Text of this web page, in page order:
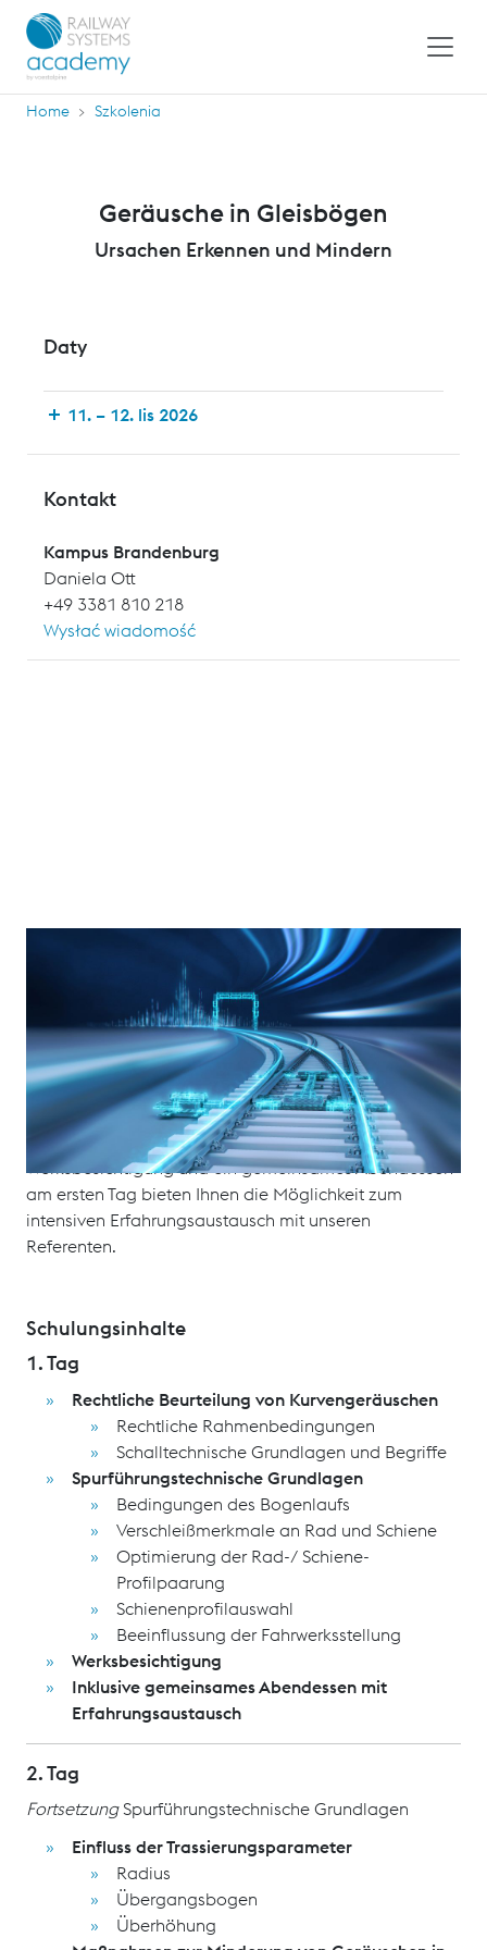
Home Szkolenia
Geräusche in Gleisbögen
Ursachen Erkennen und Mindern
Daty
11. – 12. lis 2026
Kontakt
Kampus Brandenburg
Daniela Ott
+49 3381 810 218
Wysłać wiadomość
Profitieren Sie von der jahrzehntelangen
Praxiserfahrung unserer Top-Referenten, die als
ausgewiesene Experten der Bahntechnik ihr
umfassendes Know-how praxisnah vermitteln. In
diesem Seminar erhalten Sie fundierte Einblicke in die
schalltechnischen und gleisbautechnischen
Grundlagen, die für eine nachhaltige Reduzierung von
Kurvengeräuschen entscheidend sind. Eine spannende
Werksbesichtigung und ein gemeinsames Abendessen
am ersten Tag bieten Ihnen die Möglichkeit zum
intensiven Erfahrungsaustausch mit unseren
Referenten.
Schulungsinhalte
1. Tag
Rechtliche Beurteilung von Kurvengeräuschen
Rechtliche Rahmenbedingungen
Schalltechnische Grundlagen und Begriffe
Spurführungstechnische Grundlagen
Bedingungen des Bogenlaufs
Verschleißmerkmale an Rad und Schiene
Optimierung der Rad-/ Schiene-
Profilpaarung
Schienenprofilauswahl
Beeinflussung der Fahrwerksstellung
Werksbesichtigung
Inklusive gemeinsames Abendessen mit
Erfahrungsaustausch
2. Tag
FortsetzungSpurführungstechnische Grundlagen
Einfluss der Trassierungsparameter
Radius
Übergangsbogen
Überhöhung